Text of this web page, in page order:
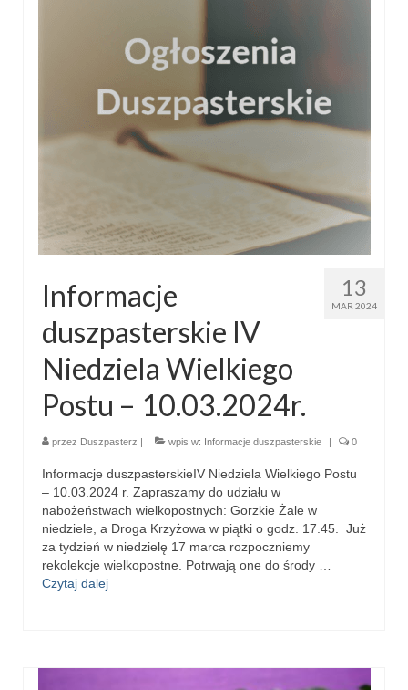
Uroczystość Św. Jakuba Ap 2019
Boże Ciało – 20 czerwca 2019
Pierwsza Komunia Święta 2019
Imieniny Ks Kanonika
Wigilia Paschalna 2019
Wielki Czwartek 2019
Apostoła w Częstochowie 2019
Imieniny Ks. Proboszcza 2019
Narodowy Dzień Pamięci “Żołnierzy
Wyklętych” 2019
Pielęgnacja drzew
Stare fotografie
Galerie 2018
Pasterka 2018
13
MAR 2024
Informacje
duszpasterskie IV
Niedziela Wielkiego
Postu – 10.03.2024r.
przez Duszpasterz wpis w: Informacje duszpasterskie 0
Informacje duszpasterskieIV Niedziela Wielkiego Postu
– 10.03.2024 r. Zapraszamy do udziału w
nabożeństwach wielkopostnych: Gorzkie Żale w
niedziele, a Droga Krzyżowa w piątki o godz. 17.45. Już
za tydzień w niedzielę 17 marca rozpoczniemy
rekolekcje wielkopostne. Potrwają one do środy …
Czytaj dalej